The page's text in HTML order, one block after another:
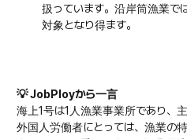
扱っています。沿岸筒漁業で
対象となり得ます。
💡 JobPloyから一言
海上1号は1人漁業事業所であり、
外国人労働者にとっては、漁業の